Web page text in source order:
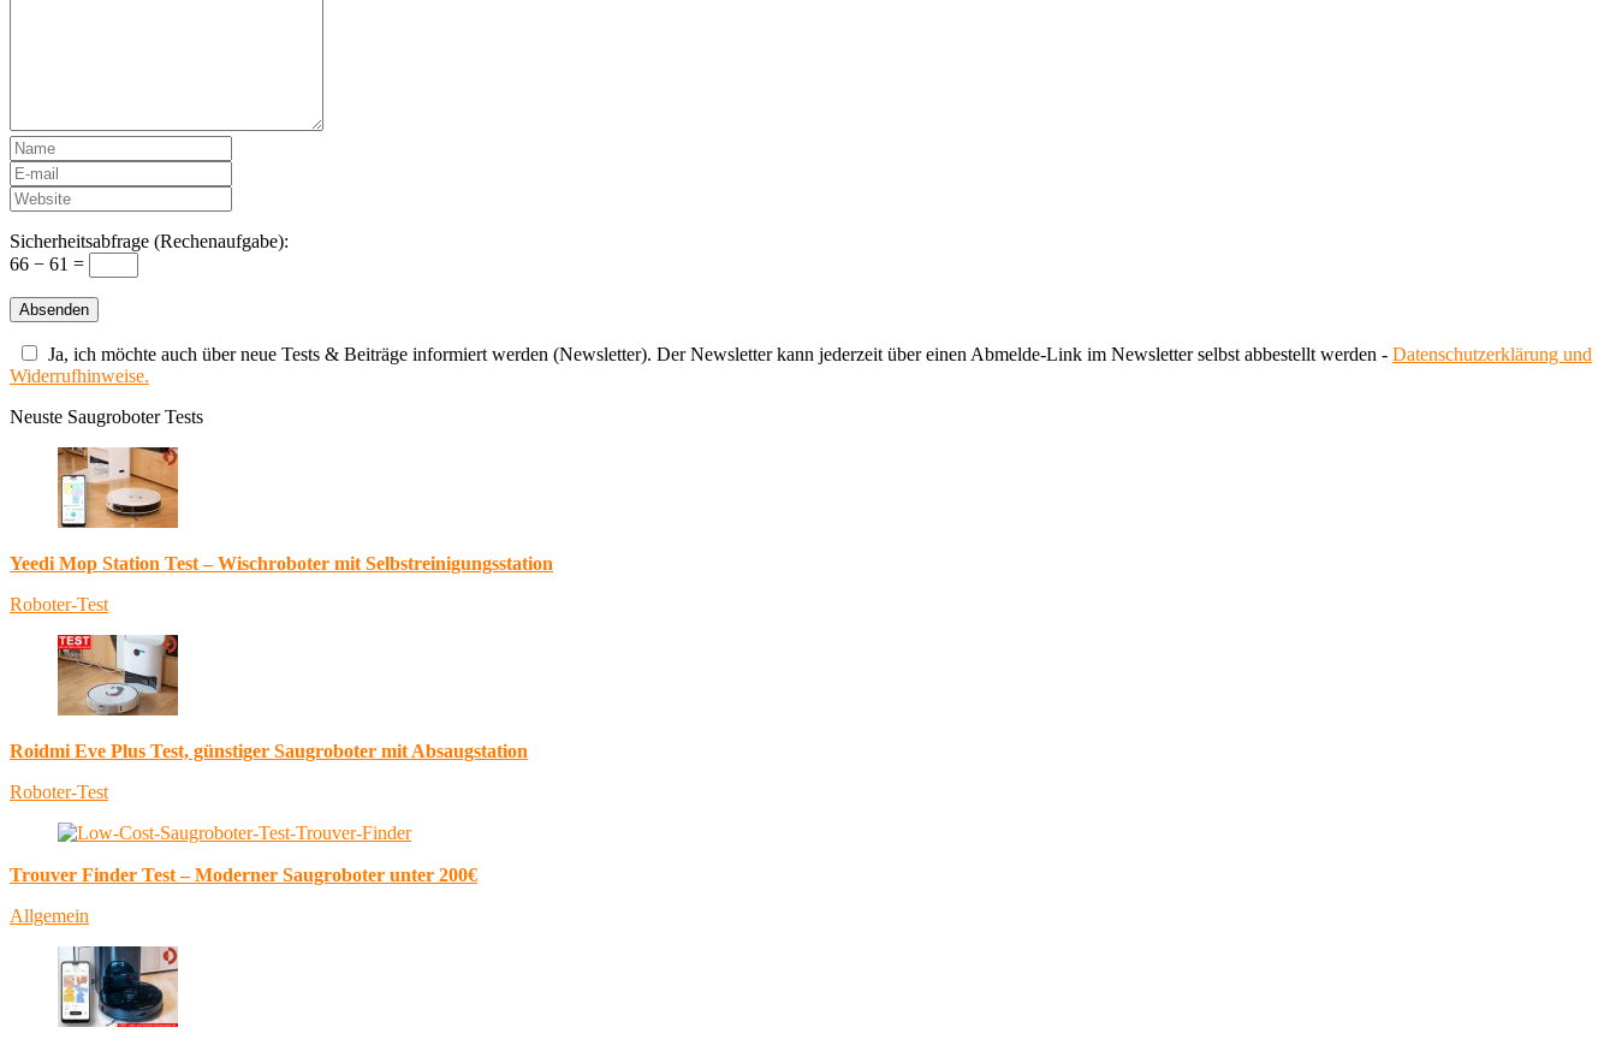
Sicherheitsabfrage (Rechenaufgabe):
66 − 61 =
Ja, ich möchte auch über neue Tests & Beiträge informiert werden (Newsletter). Der Newsletter kann jederzeit über einen Abmelde-Link im Newsletter selbst abbestellt werden - Datenschutzerklärung und
Widerrufhinweise.
Neuste Saugroboter Tests
Yeedi Mop Station Test – Wischroboter mit Selbstreinigungsstation
Roboter-Test
Roidmi Eve Plus Test, günstiger Saugroboter mit Absaugstation
Roboter-Test
Trouver Finder Test – Moderner Saugroboter unter 200€
Allgemein